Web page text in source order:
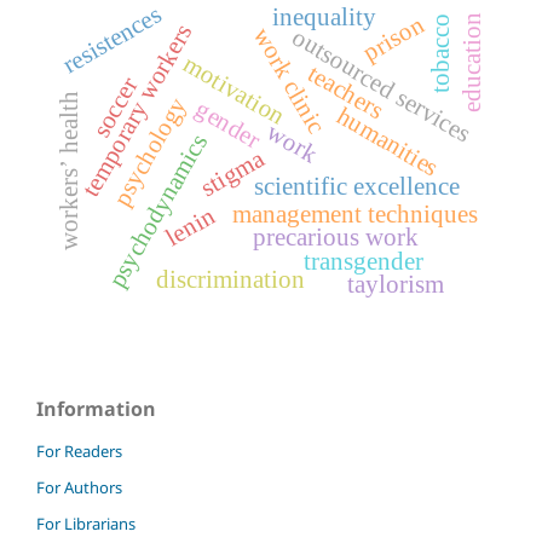
scientific excellence
gender humanities
psychology work
psychodynamics
work clinic
temporary workersmotivation
soccer
management techniques
workers’ health
outsourced services
precarious work
resistences
transgender
discrimination
stigma
prisontobacco
teachers education
inequality
taylorism
lenin
Information
For Readers
For Authors
For Librarians